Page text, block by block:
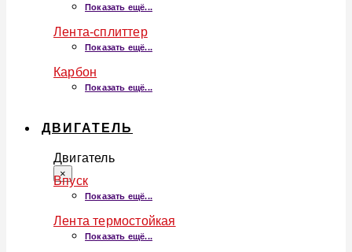
Показать ещё...
Лента-сплиттер
Показать ещё...
Карбон
Показать ещё...
ДВИГАТЕЛЬ
Двигатель
×
Впуск
Показать ещё...
Лента термостойкая
Показать ещё...